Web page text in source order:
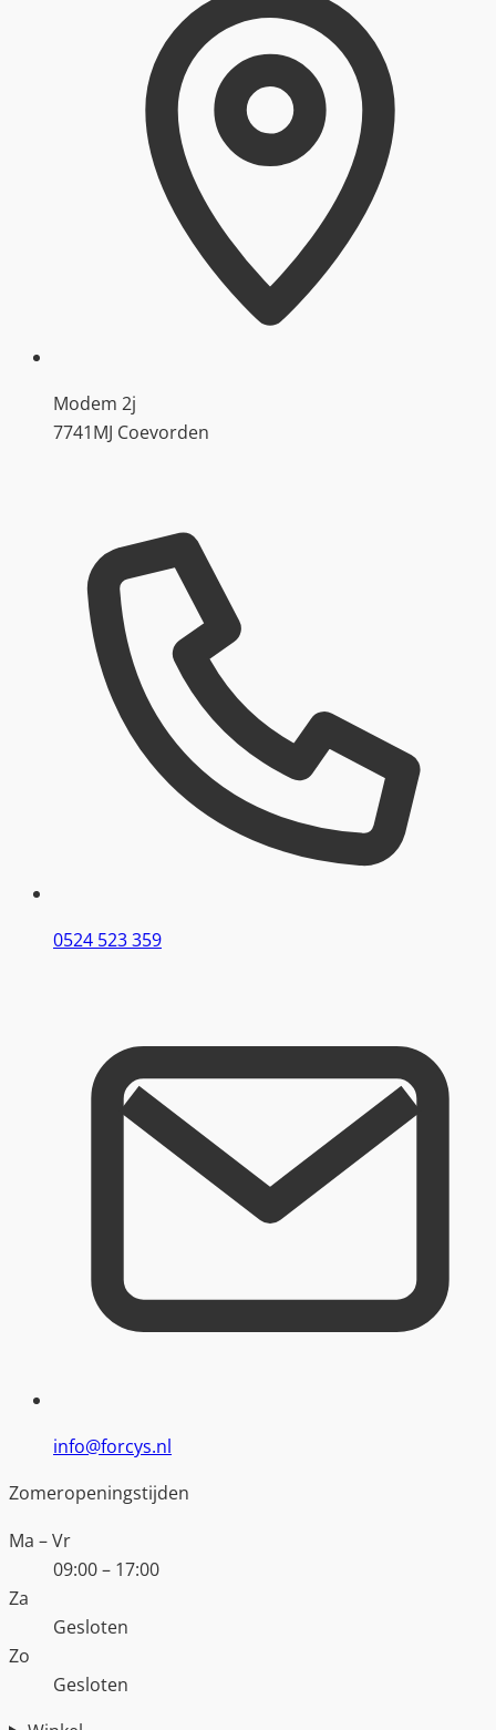
Modem 2j
7741MJ Coevorden
0524 523 359
info@forcys.nl
Zomeropeningstijden
Ma – Vr
09:00 – 17:00
Za
Gesloten
Zo
Gesloten